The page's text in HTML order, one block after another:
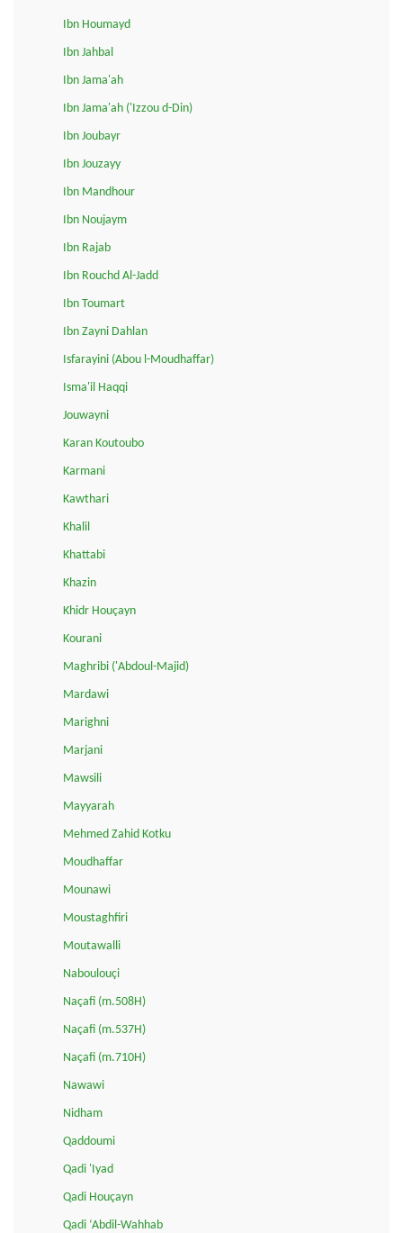
Ibn Houmayd
Ibn Jahbal
Ibn Jama'ah
Ibn Jama'ah ('Izzou d-Din)
Ibn Joubayr
Ibn Jouzayy
Ibn Mandhour
Ibn Noujaym
Ibn Rajab
Ibn Rouchd Al-Jadd
Ibn Toumart
Ibn Zayni Dahlan
Isfarayini (Abou l-Moudhaffar)
Isma'il Haqqi
Jouwayni
Karan Koutoubo
Karmani
Kawthari
Khalil
Khattabi
Khazin
Khidr Houçayn
Kourani
Maghribi ('Abdoul-Majid)
Mardawi
Marighni
Marjani
Mawsili
Mayyarah
Mehmed Zahid Kotku
Moudhaffar
Mounawi
Moustaghfiri
Moutawalli
Naboulouçi
Naçafi (m.508H)
Naçafi (m.537H)
Naçafi (m.710H)
Nawawi
Nidham
Qaddoumi
Qadi 'Iyad
Qadi Houçayn
Qadi ‘Abdil-Wahhab